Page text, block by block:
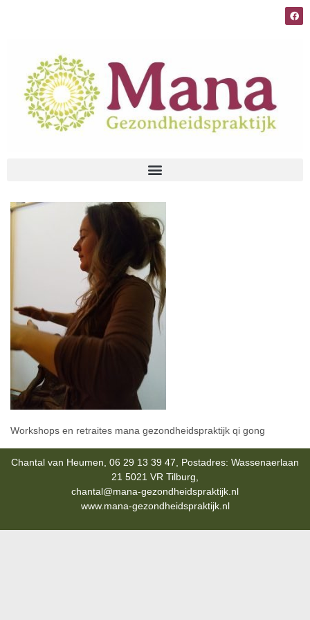
Workshops en retraites mana gezondheidspraktijk qi gong
Chantal van Heumen, 06 29 13 39 47, Postadres: Wassenaerlaan
21 5021 VR Tilburg,
chantal@mana-gezondheidspraktijk.nl
www.mana-gezondheidspraktijk.nl